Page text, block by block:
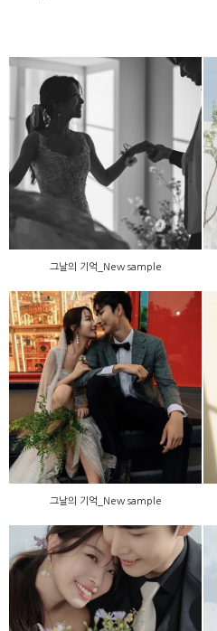
그날의 기억_New sample
그날의 기억_New sample
그날의 기억_New sample
그날의 기억_New sample
그날의 기억_New sample